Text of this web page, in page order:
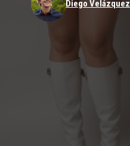
Diego Velázquez